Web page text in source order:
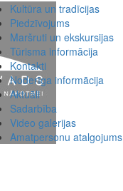
Kultūra un tradīcijas
Piedzīvojums
Maršruti un ekskursijas
Tūrisma informācija
Kontakti
Noderīga informācija
Aktuāli
Sadarbība
Video galerijas
Amatpersonu atalgojums